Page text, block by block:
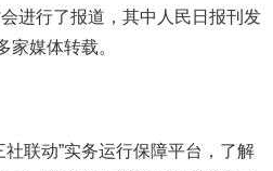
进行了报道，其中人民日报刊发
家媒体转载。
联动”实务运行保障平台，了解